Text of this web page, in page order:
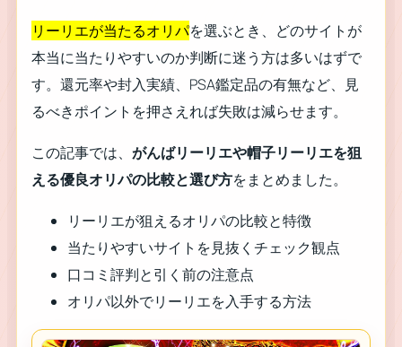
リーリエが当たるオリパを選ぶとき、どのサイトが
本当に当たりやすいのか判断に迷う方は多いはずで
す。還元率や封入実績、PSA鑑定品の有無など、見
るべきポイントを押さえれば失敗は減らせます。
この記事では、 がんばリーリエや帽子リーリエを狙
える優良オリパの比較と選び方をまとめました。
リーリエが狙えるオリパの比較と特徴
当たりやすいサイトを見抜くチェック観点
口コミ評判と引く前の注意点
オリパ以外でリーリエを入手する方法